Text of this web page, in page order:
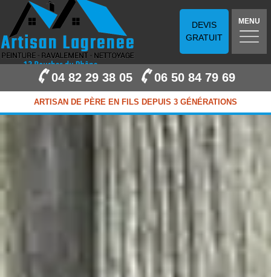
DEVIS
GRATUIT
MENU
04 82 29 38 05 06 50 84 79 69
ARTISAN DE PÈRE EN FILS DEPUIS 3 GÉNÉRATIONS